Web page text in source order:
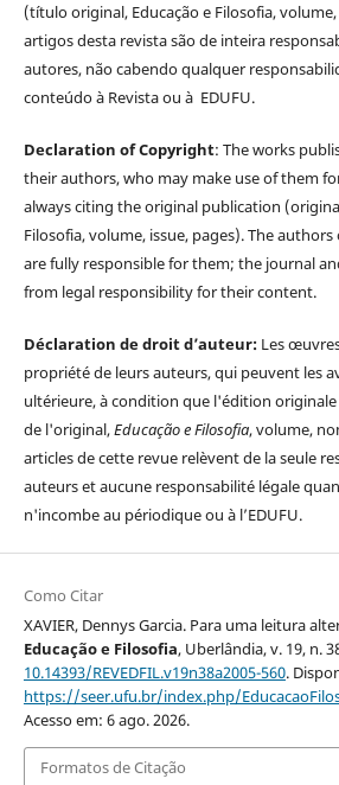
(título original, Educação e Filosofia,
artigos desta revista são de inteira
autores, não cabendo qualquer
conteúdo à Revista ou à EDUFU.
Declaration of Copyright: The works
their authors, who may make use of them
always citing the original publication
Filosofia, volume, issue, pages). The
are fully responsible for them; the journal
from legal responsibility for their content.
Déclaration de droit d’auteur: Les
propriété de leurs auteurs, qui peuvent les
ultérieure, à condition que l'édition
de l'original,Educação e Filosofia, volume,
articles de cette revue relèvent de la seule
auteurs et aucune responsabilité légale
n'incombe au périodique ou à l’EDUFU.
Como Citar
XAVIER, Dennys Garcia. Para uma leitura
Educação e Filosofia, Uberlândia, v. 19, n.
10.14393/REVEDFIL.v19n38a2005-560.
https://seer.ufu.br/index.php/
Acesso em: 6 ago. 2026.
Formatos de Citação